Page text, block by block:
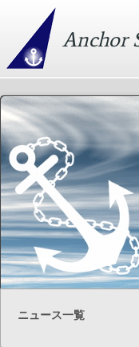
Anchor
ニュース一覧